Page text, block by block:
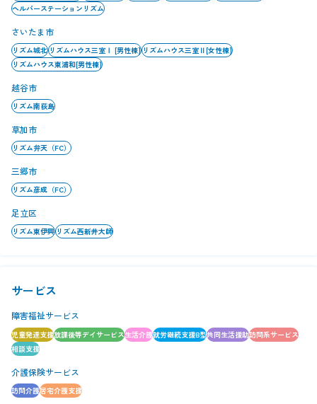
ヘルパーステーションリズム
さいたま市
リズム城北リズムハウス三室Ⅰ [男性棟]リズムハウス三室Ⅱ[女性棟]
リズムハウス東浦和[男性棟]
越谷市
リズム南荻島
草加市
リズム弁天（FC）
三郷市
リズム彦成（FC）
足立区
リズム東伊興リズム西新井大師
サービス
障害福祉サービス
児童発達支援放課後等デイサービス生活介護就労継続支援B型共同生活援助訪問系サービス
相談支援
介護保険サービス
訪問介護居宅介護支援